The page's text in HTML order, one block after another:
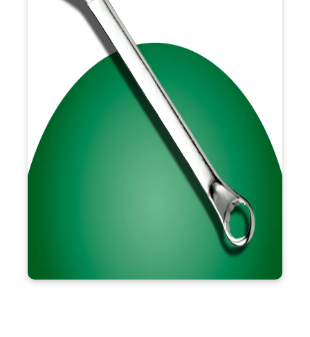
VISÃO GERAL
Essas ferramentas oferecem precisão, versatilidade e
durabilidade, com tamanhos disponíveis em
12x13mm, 14x15mm, 16x17mm e 21x23mm
soluções para diferentes demandas. Fabricadas em aço Cromo
Vanádio com acabamento cromado e polido,
resistem à
corrosão e ao desgaste diário.
A tecnologia Surface Drive®
aumenta a área de contato, evitando danos em porcas e
parafusos. Com aplicações diversas, como mecânica
automotiva e manutenção industrial, essas ferramentas
ergonomia, flexibilidade e qualidade
essenciais para profissionais exigentes.